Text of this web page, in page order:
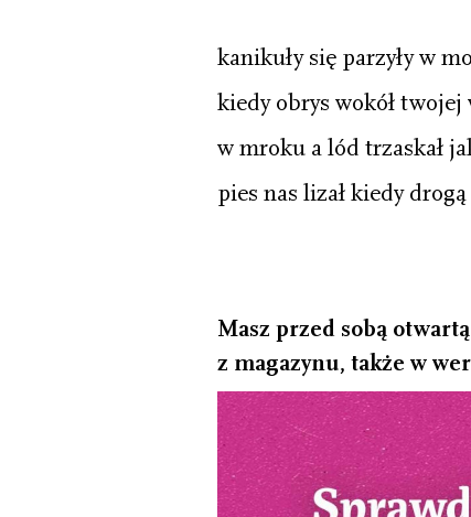
kanikuły się parzyły w
kiedy obrys wokół twojej
w mroku a lód trzaskał
pies nas lizał kiedy
Masz przed sobą
z magazynu, także w